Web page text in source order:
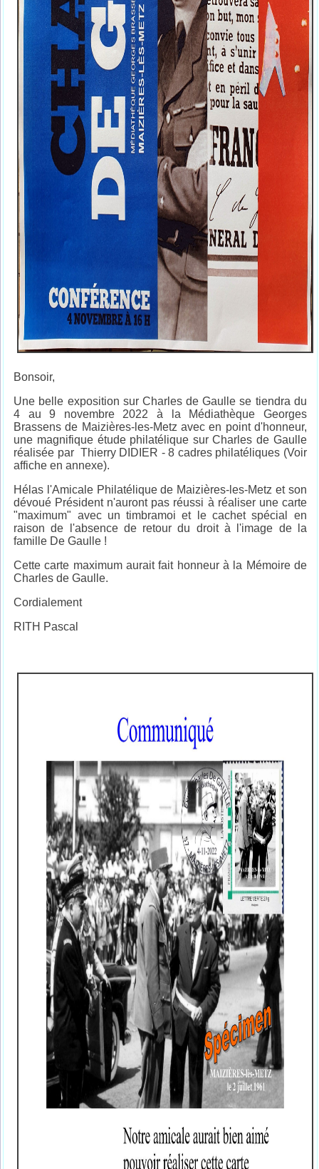
Bonsoir,
Une belle exposition sur Charles de Gaulle se tiendra du
4 au 9 novembre 2022 à la Médiathèque Georges
Brassens de Maizières-les-Metz avec en point d'honneur,
une magnifique étude philatélique sur Charles de Gaulle
réalisée par Thierry DIDIER - 8 cadres philatéliques (Voir
affiche en annexe).
Hélas l'Amicale Philatélique de Maizières-les-Metz et son
dévoué Président n'auront pas réussi à réaliser une carte
"maximum" avec un timbramoi et le cachet spécial en
raison de l'absence de retour du droit à l'image de la
famille De Gaulle !
Cette carte maximum aurait fait honneur à la Mémoire de
Charles de Gaulle.
Cordialement
RITH Pascal